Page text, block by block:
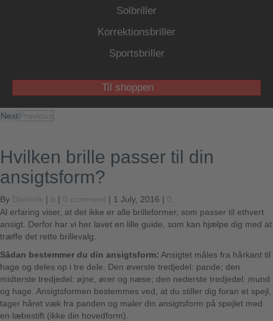
Solbriller
Korrektionsbriller
Sportsbriller
Til shoppen
NextPrevious
Hvilken brille passer til din
ansigtsform?
By Dominik | b | 0 comment | 1 July, 2016 | 0
Al erfaring viser, at det ikke er alle brilleformer, som passer til ethvert
ansigt. Derfor har vi her lavet en lille guide, som kan hjælpe dig med at
træffe det rette brillevalg.
Sådan bestemmer du din ansigtsform: Ansigtet måles fra hårkant til
hage og deles op i tre dele. Den øverste tredjedel: pande; den
midterste tredjedel: øjne, ører og næse; den nederste tredjedel: mund
og hage. Ansigtsformen bestemmes ved, at du stiller dig foran et spejl,
tager håret væk fra panden og maler din ansigtsform på spejlet med
en læbestift (ikke din hovedform).